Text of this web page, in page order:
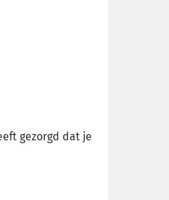
gezorgd dat je